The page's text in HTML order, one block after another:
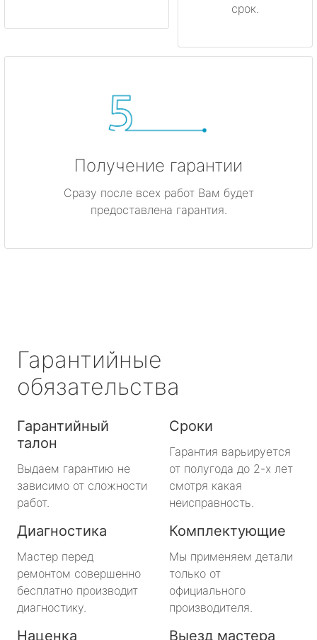
срок.
Получение гарантии
Сразу после всех работ Вам будет
предоставлена гарантия.
Гарантийные
обязательства
Гарантийный
талон
Выдаем гарантию не
зависимо от сложности
работ.
Сроки
Гарантия варьируется
от полугода до 2-х лет
смотря какая
неисправность.
Диагностика
Мастер перед
ремонтом совершенно
бесплатно производит
диагностику.
Комплектующие
Мы применяем детали
только от
официального
производителя.
Наценка Выезд мастера